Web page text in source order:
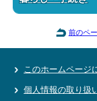
前のペ
このホームページ
個人情報の取り扱